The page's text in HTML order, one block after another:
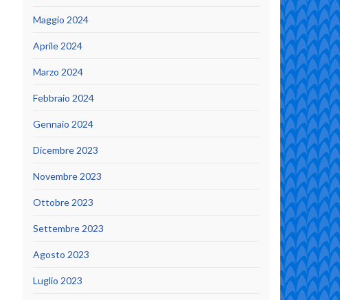
Maggio 2024
Aprile 2024
Marzo 2024
Febbraio 2024
Gennaio 2024
Dicembre 2023
Novembre 2023
Ottobre 2023
Settembre 2023
Agosto 2023
Luglio 2023